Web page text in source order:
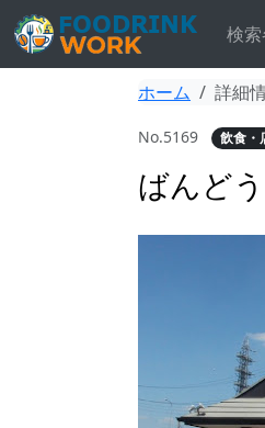
検
ホーム 詳細
No.5169 飲食・
ばんど